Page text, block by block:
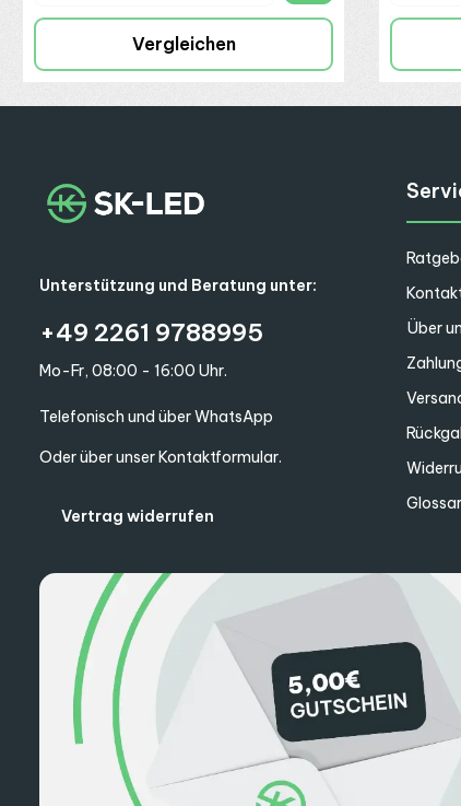
Vergleichen
Unterstützung und Beratung unter:
+49 2261 9788995
Mo-Fr, 08:00 - 16:00 Uhr.
Telefonisch und über WhatsApp
Oder über unserKontaktformular.
Vertrag widerrufen
Über
Glossar